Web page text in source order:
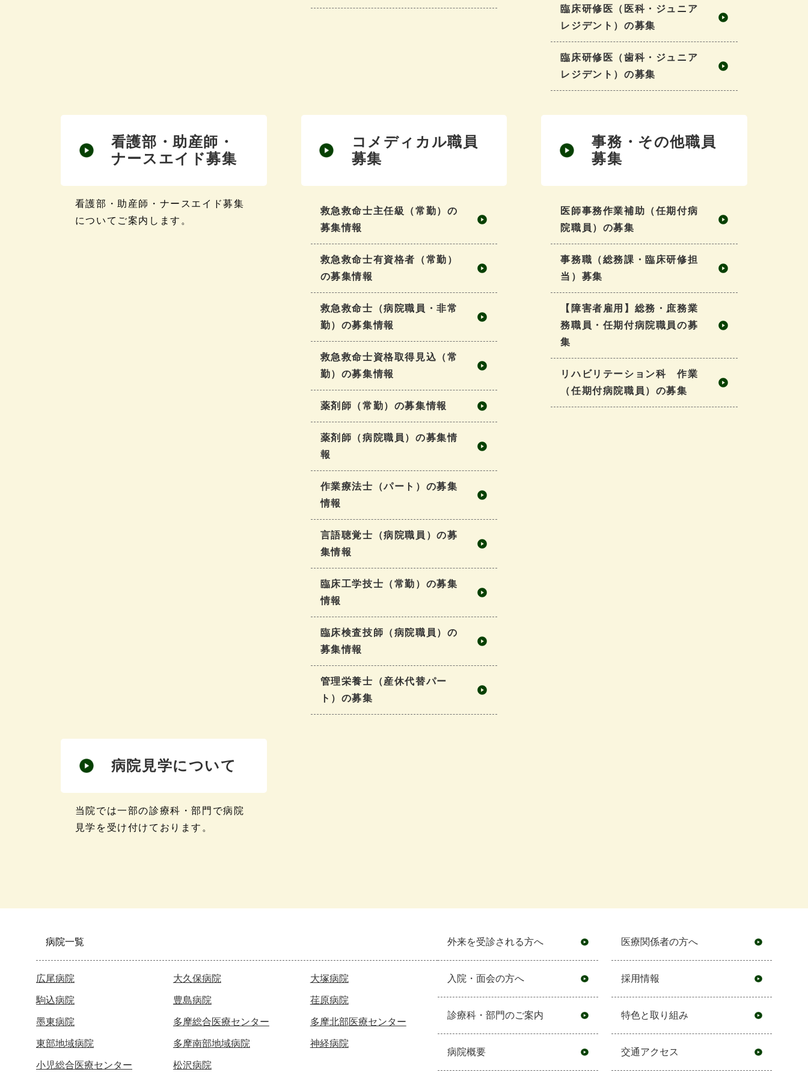
臨床研修医（医科・ジュニア
レジデント）の募集
臨床研修医（⻭科・ジュニア
レジデント）の募集
看護部・助産師・
ナースエイド募集
看護部・助産師・ナースエイド募集
についてご案内します。
コメディカル職員
募集
救急救命士主任級（常勤）の
募集情報
救急救命士有資格者（常勤）
の募集情報
救急救命士（病院職員・非常
勤）の募集情報
救急救命士資格取得見込（常
勤）の募集情報
薬剤師（常勤）の募集情報
薬剤師（病院職員）の募集情
報
作業療法士（パート）の募集
情報
言語聴覚士（病院職員）の募
集情報
臨床工学技士（常勤）の募集
情報
臨床検査技師（病院職員）の
募集情報
管理栄養士（産休代替パー
ト）の募集
事務・その他職員
募集
医師事務作業補助（任期付病
院職員）の募集
事務職（総務課・臨床研修担
当）募集
【障害者雇用】総務・庶務業
務職員・任期付病院職員の募
集
リハビリテーション科 作業
（任期付病院職員）の募集
病院見学について
当院では一部の診療科・部門で病院
見学を受け付けております。
病院一覧
広尾病院 大久保病院 大塚病院
駒込病院 豊島病院 荏原病院
墨東病院 多摩総合医療センター 多摩北部医療センター
東部地域病院 多摩南部地域病院 神経病院
小児総合医療センター 松沢病院
外来を受診される方へ
入院・面会の方へ
診療科・部門のご案内
病院概要
医療関係者の方へ
採用情報
特色と取り組み
交通アクセス